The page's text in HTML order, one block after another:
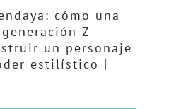
cómo una
Z
un personaje
estilístico |